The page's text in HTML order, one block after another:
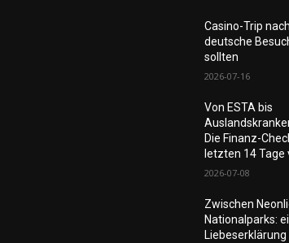
Casino-Trip
deutsche
sollten
2026-07-16
Von ESTA bis
Die Finanz-
letzten 14 Tage
2026-07-08
Zwischen
Nationalparks:
Liebeserklärung